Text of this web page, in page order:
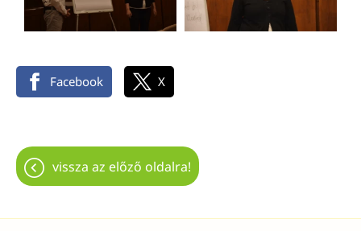
Facebook X
vissza az előző oldalra!